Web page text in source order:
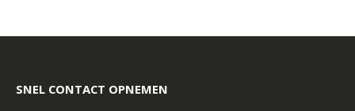
SNEL CONTACT OPNEMEN